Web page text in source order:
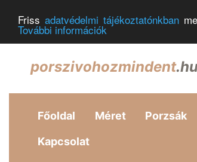
Frissadatvédelmi tájékoztatónkban
További információk
porszivohozmindent
Főoldal Méret Porzsák
Kapcsolat